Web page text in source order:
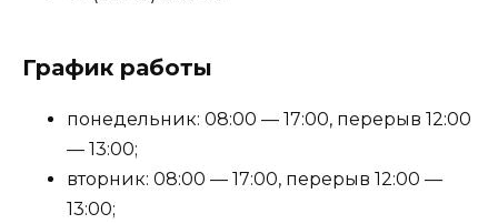
График работы
понедельник: 08:00 — 17:00, перерыв 12:00
— 13:00;
вторник: 08:00 — 17:00, перерыв 12:00 —
13:00;